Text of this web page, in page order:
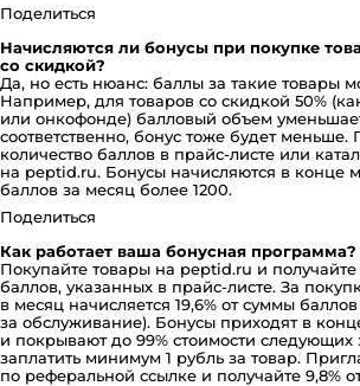
Поделиться
Начисляются ли бонусы при покупке
со скидкой?
Да, но есть нюанс: баллы за такие товары
Например, для товаров со скидкой 50%
или онкофонде) балловый объем
соответственно, бонус тоже будет меньше.
количество баллов в прайс-листе или
на peptid.ru. Бонусы начисляются в конце
баллов за месяц более 1200.
Поделиться
Как работает ваша бонусная программа?
Покупайте товары на peptid.ru и
баллов, указанных в прайс-листе. За
в месяц начисляется 19,6% от суммы
за обслуживание). Бонусы приходят в
и покрывают до 99% стоимости следующих
заплатить минимум 1 рубль за товар.
по реферальной ссылке и получайте 9,8%